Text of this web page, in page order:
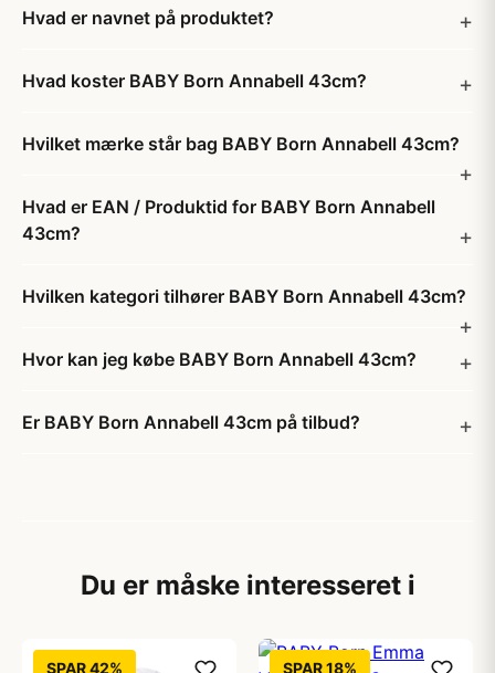
Hvad er navnet på produktet?
Hvad koster BABY Born Annabell 43cm?
Hvilket mærke står bag BABY Born Annabell 43cm?
Hvad er EAN / Produktid for BABY Born Annabell
43cm?
Hvilken kategori tilhører BABY Born Annabell 43cm?
Hvor kan jeg købe BABY Born Annabell 43cm?
Er BABY Born Annabell 43cm på tilbud?
Du er måske interesseret i
SPAR 42% SPAR 18%